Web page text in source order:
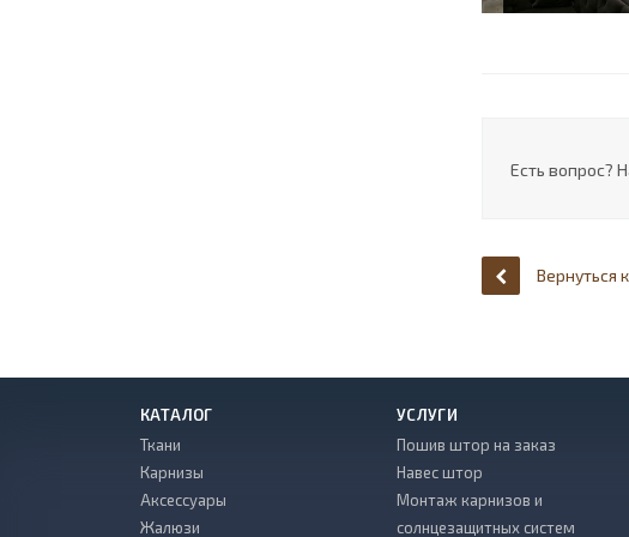
Есть вопрос?
Вернуться
КАТАЛОГ
Ткани
Карнизы
Аксессуары
Жалюзи
УСЛУГИ
Пошив штор на заказ
Навес штор
Монтаж карнизов и
солнцезащитных систем